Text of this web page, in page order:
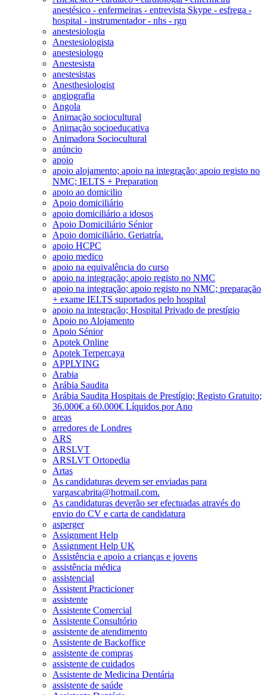
anestésico - enfermeiras - entrevista Skype - esfrega -
hospital - instrumentador - nhs - rgn
anestesiologia
Anestesiologista
anestesiologo
Anestesista
anestesistas
Anesthesiologist
angiografia
Angola
Animação sociocultural
Animação socioeducativa
Animadora Sociocultural
anúncio
apoio
apoio alojamento; apoio na integração; apoio registo no
NMC; IELTS + Preparation
apoio ao domicilio
Apoio domiciliário
apoio domiciliário a idosos
Apoio Domiciliário Sénior
Apoio domiciliário. Geriatría.
apoio HCPC
apoio medico
apoio na equivalência do curso
apoio na integração; apoio registo no NMC
apoio na integração; apoio registo no NMC; preparação
+ exame IELTS suportados pelo hospital
apoio na integração; Hospital Privado de prestígio
Apoio no Alojamento
Apoio Sénior
Apotek Online
Apotek Terpercaya
APPLYING
Arabia
Arábia Saudita
Arábia Saudita Hospitais de Prestígio; Registo Gratuito;
36.000€ a 60.000€ Líquidos por Ano
areas
arredores de Londres
ARS
ARSLVT
ARSLVT Ortopedia
Artas
As candidaturas devem ser enviadas para
vargascabrita@hotmail.com.
As candidaturas deverão ser efectuadas através do
envio do CV e carta de candidatura
asperger
Assignment Help
Assignment Help UK
Assistência e apoio a crianças e jovens
assistência médica
assistencial
Assistent Practicioner
assistente
Assistente Comercial
Assistente Consultório
assistente de atendimento
Assistente de Backoffice
assistente de compras
assistente de cuidados
Assistente de Medicina Dentária
assistente de saúde